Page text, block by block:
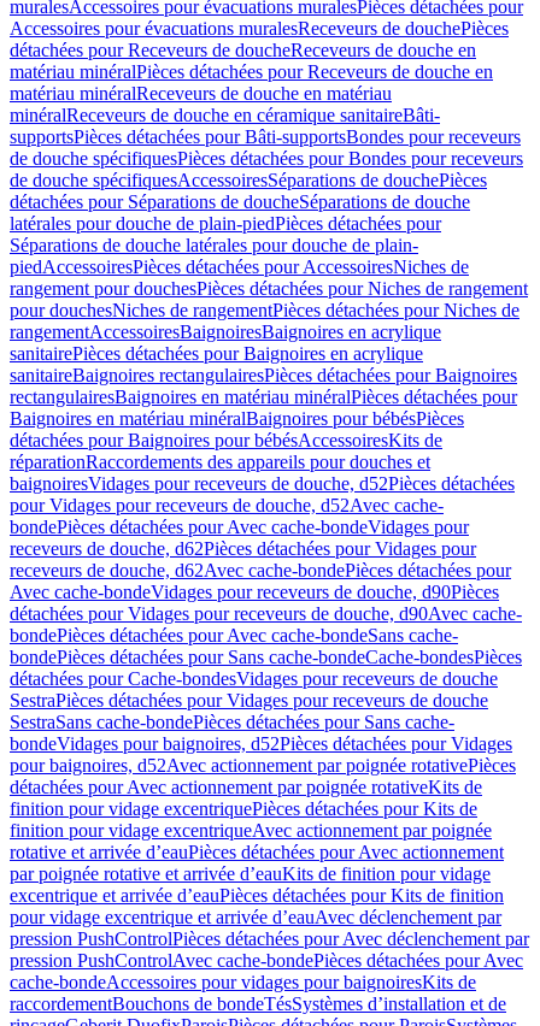
muralesAccessoires pour évacuations muralesPièces détachées pour
Accessoires pour évacuations muralesReceveurs de douchePièces
détachées pour Receveurs de doucheReceveurs de douche en
matériau minéralPièces détachées pour Receveurs de douche en
matériau minéralReceveurs de douche en matériau
minéralReceveurs de douche en céramique sanitaireBâti-
supportsPièces détachées pour Bâti-supportsBondes pour receveurs
de douche spécifiquesPièces détachées pour Bondes pour receveurs
de douche spécifiquesAccessoiresSéparations de douchePièces
détachées pour Séparations de doucheSéparations de douche
latérales pour douche de plain-piedPièces détachées pour
Séparations de douche latérales pour douche de plain-
piedAccessoiresPièces détachées pour AccessoiresNiches de
rangement pour douchesPièces détachées pour Niches de rangement
pour douchesNiches de rangementPièces détachées pour Niches de
rangementAccessoiresBaignoiresBaignoires en acrylique
sanitairePièces détachées pour Baignoires en acrylique
sanitaireBaignoires rectangulairesPièces détachées pour Baignoires
rectangulairesBaignoires en matériau minéralPièces détachées pour
Baignoires en matériau minéralBaignoires pour bébésPièces
détachées pour Baignoires pour bébésAccessoiresKits de
réparationRaccordements des appareils pour douches et
baignoiresVidages pour receveurs de douche, d52Pièces détachées
pour Vidages pour receveurs de douche, d52Avec cache-
bondePièces détachées pour Avec cache-bondeVidages pour
receveurs de douche, d62Pièces détachées pour Vidages pour
receveurs de douche, d62Avec cache-bondePièces détachées pour
Avec cache-bondeVidages pour receveurs de douche, d90Pièces
détachées pour Vidages pour receveurs de douche, d90Avec cache-
bondePièces détachées pour Avec cache-bondeSans cache-
bondePièces détachées pour Sans cache-bondeCache-bondesPièces
détachées pour Cache-bondesVidages pour receveurs de douche
SestraPièces détachées pour Vidages pour receveurs de douche
SestraSans cache-bondePièces détachées pour Sans cache-
bondeVidages pour baignoires, d52Pièces détachées pour Vidages
pour baignoires, d52Avec actionnement par poignée rotativePièces
détachées pour Avec actionnement par poignée rotativeKits de
finition pour vidage excentriquePièces détachées pour Kits de
finition pour vidage excentriqueAvec actionnement par poignée
rotative et arrivée d’eauPièces détachées pour Avec actionnement
par poignée rotative et arrivée d’eauKits de finition pour vidage
excentrique et arrivée d’eauPièces détachées pour Kits de finition
pour vidage excentrique et arrivée d’eauAvec déclenchement par
pression PushControlPièces détachées pour Avec déclenchement par
pression PushControlAvec cache-bondePièces détachées pour Avec
cache-bondeAccessoires pour vidages pour baignoiresKits de
raccordementBouchons de bondeTésSystèmes d’installation et de